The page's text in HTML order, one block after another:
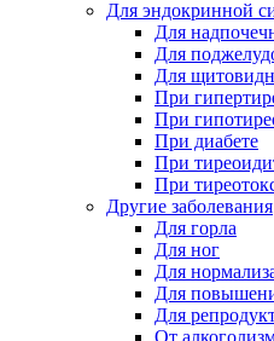
Для эндокринной
Для
Для
Для
При
При
При диабете
При
При
Другие заболевания
Для горла
Для ног
Для
Для
Для
От